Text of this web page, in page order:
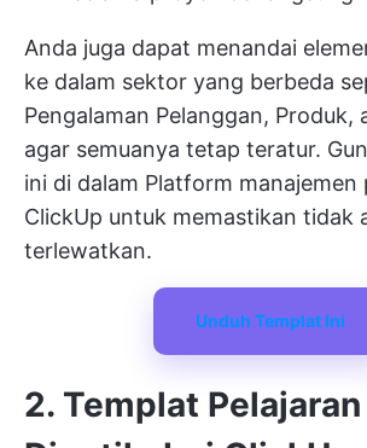
Anda juga dapat menandai
ke dalam sektor yang berbeda
Pengalaman Pelanggan, Produk,
agar semuanya tetap teratur.
ini di dalam Platform manajemen
ClickUp untuk memastikan tidak
terlewatkan.
Unduh Templat Ini
2. Templat